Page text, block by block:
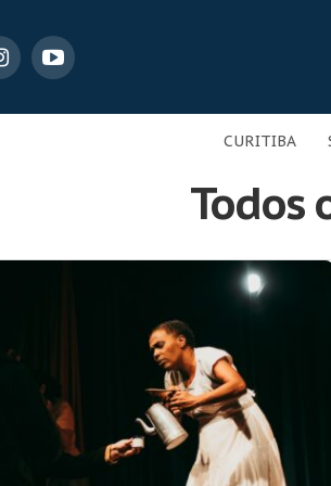
CURITIBA
Todos